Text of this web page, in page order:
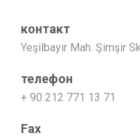
контакт
Yeşilbayır Mah. Şimşir
телефон
+ 90 212 771 13 71
Fax